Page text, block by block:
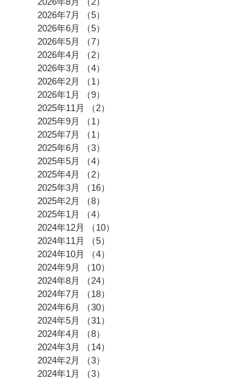
2026年7月
（5）
2026年6月
（5）
2026年5月
（7）
2026年4月
（2）
2026年3月
（4）
2026年2月
（1）
2026年1月
（9）
2025年11月
（2）
2025年9月
（1）
2025年7月
（1）
2025年6月
（3）
2025年5月
（4）
2025年4月
（2）
2025年3月
（16）
2025年2月
（8）
2025年1月
（4）
2024年12月
（10）
2024年11月
（5）
2024年10月
（4）
2024年9月
（10）
2024年8月
（24）
2024年7月
（18）
2024年6月
（30）
2024年5月
（31）
2024年4月
（8）
2024年3月
（14）
2024年2月
（3）
2024年1月
（3）